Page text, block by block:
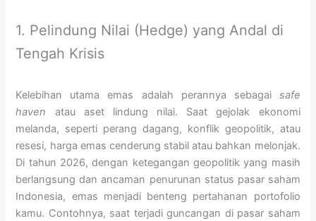
1. Pelindung Nilai (Hedge) yang Andal di
Tengah Krisis
Kelebihan utama emas adalah perannya sebagai safe
haven atau aset lindung nilai. Saat gejolak ekonomi
melanda, seperti perang dagang, konflik geopolitik, atau
resesi, harga emas cenderung stabil atau bahkan melonjak.
Di tahun 2026, dengan ketegangan geopolitik yang masih
berlangsung dan ancaman penurunan status pasar saham
Indonesia, emas menjadi benteng pertahanan portofolio
kamu. Contohnya, saat terjadi guncangan di pasar saham